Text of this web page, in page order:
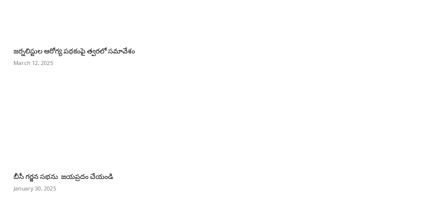
జర్నలిస్టుల ఆరోగ్య పథకంపై త్వరలో సమావేశం
March 12, 2025
బీసీ గర్జన సభను జయప్రదం చేయండి
January 30, 2025